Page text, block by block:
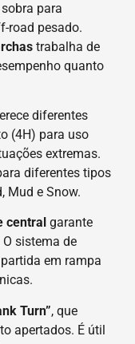
para
road pesado.
trabalha de
quanto
diferentes
(4H) para uso
extremas.
diferentes tipos
Mud e Snow.
central garante
sistema de
em rampa
Turn”, que
apertados. É útil